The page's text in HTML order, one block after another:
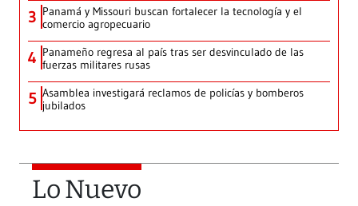
3 Panamá y Missouri buscan fortalecer la tecnología y el
comercio agropecuario
4 Panameño regresa al país tras ser desvinculado de las
fuerzas militares rusas
5 Asamblea investigará reclamos de policías y bomberos
jubilados
Lo Nuevo